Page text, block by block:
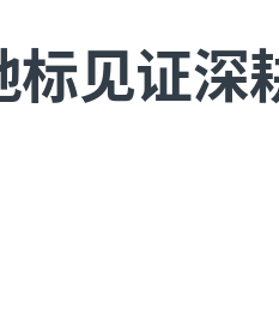
见证深